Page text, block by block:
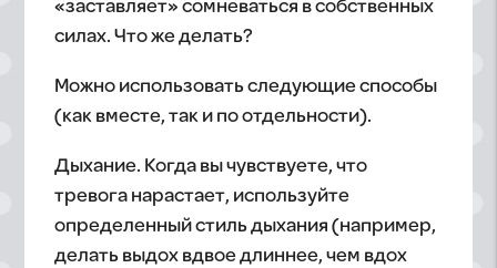
«заставляет» сомневаться в собственных
силах. Что же делать?
Можно использовать следующие способы
(как вместе, так и по отдельности).
Дыхание. Когда вы чувствуете, что
тревога нарастает, используйте
определенный стиль дыхания (например,
делать выдох вдвое длиннее, чем вдох